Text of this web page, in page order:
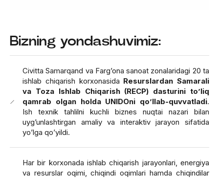
Bizning yondashuvimiz:
Civitta Samarqand va Farg’ona sanoat zonalaridagi 20 ta
ishlab chiqarish korxonasida Resurslardan Samarali
va Toza Ishlab Chiqarish (RECP) dasturini to’liq
qamrab olgan holda UNIDOni qo’llab-quvvatladi.
Ish texnik tahlilni kuchli biznes nuqtai nazari bilan
uyg’unlashtirgan amaliy va interaktiv jarayon sifatida
yo’lga qo’yildi.
Har bir korxonada ishlab chiqarish jarayonlari, energiya
va resurslar oqimi, chiqindi oqimlari hamda chiqindilar